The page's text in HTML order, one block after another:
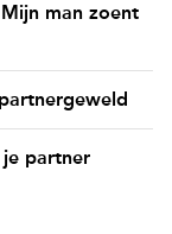
man zoent
partner